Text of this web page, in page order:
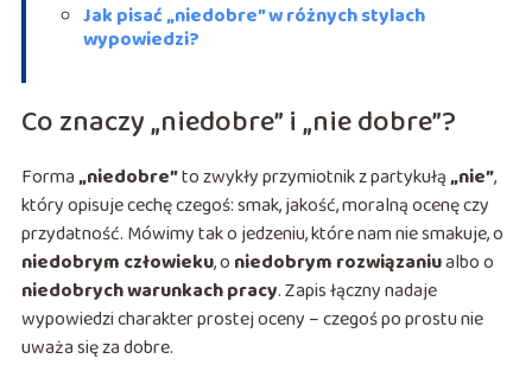
Jak pisać „niedobre” w różnych stylach
wypowiedzi?
Co znaczy „niedobre” i „nie dobre”?
Forma„niedobre”to zwykły przymiotnik z partykułą„nie”,
który opisuje cechę czegoś: smak, jakość, moralną ocenę czy
przydatność. Mówimy tak o jedzeniu, które nam nie smakuje, o
niedobrym człowieku, o niedobrym rozwiązaniualbo o
niedobrych warunkach pracy. Zapis łączny nadaje
wypowiedzi charakter prostej oceny – czegoś po prostu nie
uważa się za dobre.